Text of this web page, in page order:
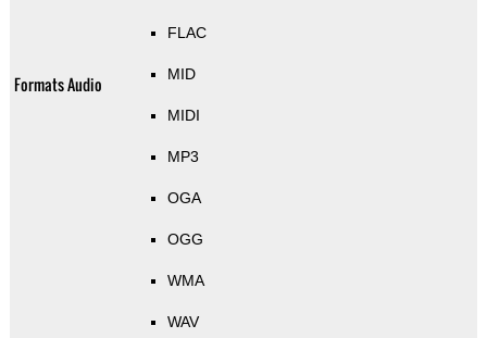
Formats Audio
FLAC
MID
MIDI
MP3
OGA
OGG
WMA
WAV